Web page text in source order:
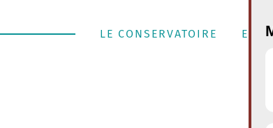
LE CONSERVATOIRE